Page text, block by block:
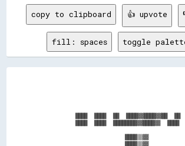
copy to clipboard 👍 upvote
fill: spaces toggle palette
████  ████  ██
████  ████